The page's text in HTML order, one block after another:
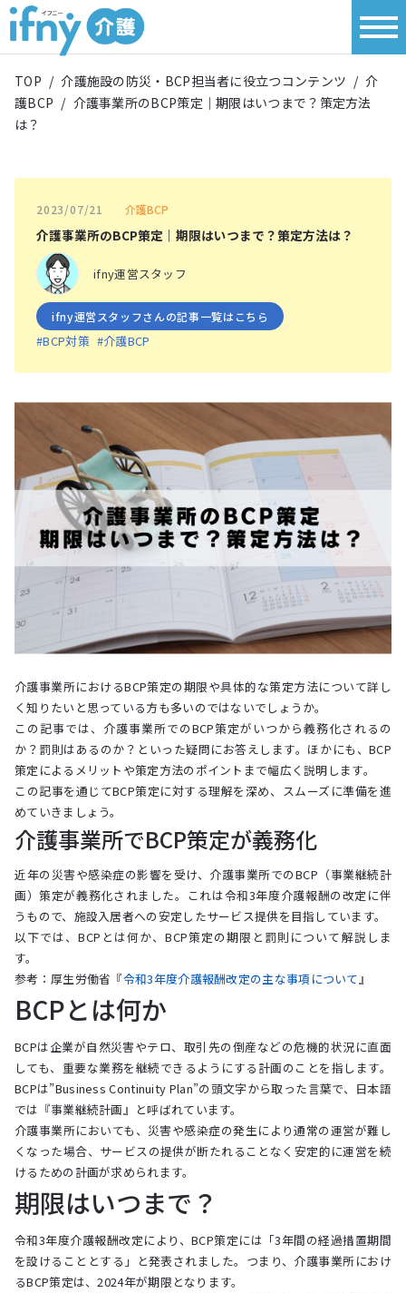
TOP / 介護施設の防災・BCP担当者に役立つコンテンツ / 介
護BCP / 介護事業所のBCP策定｜期限はいつまで？策定方法
は？
2023/07/21 介護BCP
介護事業所のBCP策定｜期限はいつまで？策定方法は？
ifny運営スタッフ
ifny運営スタッフさんの記事一覧はこちら
#BCP対策 #介護BCP
介護事業所におけるBCP策定の期限や具体的な策定方法について詳し
く知りたいと思っている方も多いのではないでしょうか。
この記事では、介護事業所でのBCP策定がいつから義務化されるの
か？罰則はあるのか？といった疑問にお答えします。ほかにも、BCP
策定によるメリットや策定方法のポイントまで幅広く説明します。
この記事を通じてBCP策定に対する理解を深め、スムーズに準備を進
めていきましょう。
介護事業所でBCP策定が義務化
近年の災害や感染症の影響を受け、介護事業所でのBCP（事業継続計
画）策定が義務化されました。これは令和3年度介護報酬の改定に伴
うもので、施設入居者への安定したサービス提供を目指しています。
以下では、BCPとは何か、BCP策定の期限と罰則について解説しま
す。
参考：厚生労働省『令和3年度介護報酬改定の主な事項について』
BCPとは何か
BCPは企業が自然災害やテロ、取引先の倒産などの危機的状況に直面
しても、重要な業務を継続できるようにする計画のことを指します。
BCPは”Business Continuity Plan”の頭文字から取った言葉で、日本語
では『事業継続計画』と呼ばれています。
介護事業所においても、災害や感染症の発生により通常の運営が難し
くなった場合、サービスの提供が断たれることなく安定的に運営を続
けるための計画が求められます。
期限はいつまで？
令和3年度介護報酬改定により、BCP策定には「3年間の経過措置期間
を設けることとする」と発表されました。つまり、介護事業所におけ
るBCP策定は、2024年が期限となります。